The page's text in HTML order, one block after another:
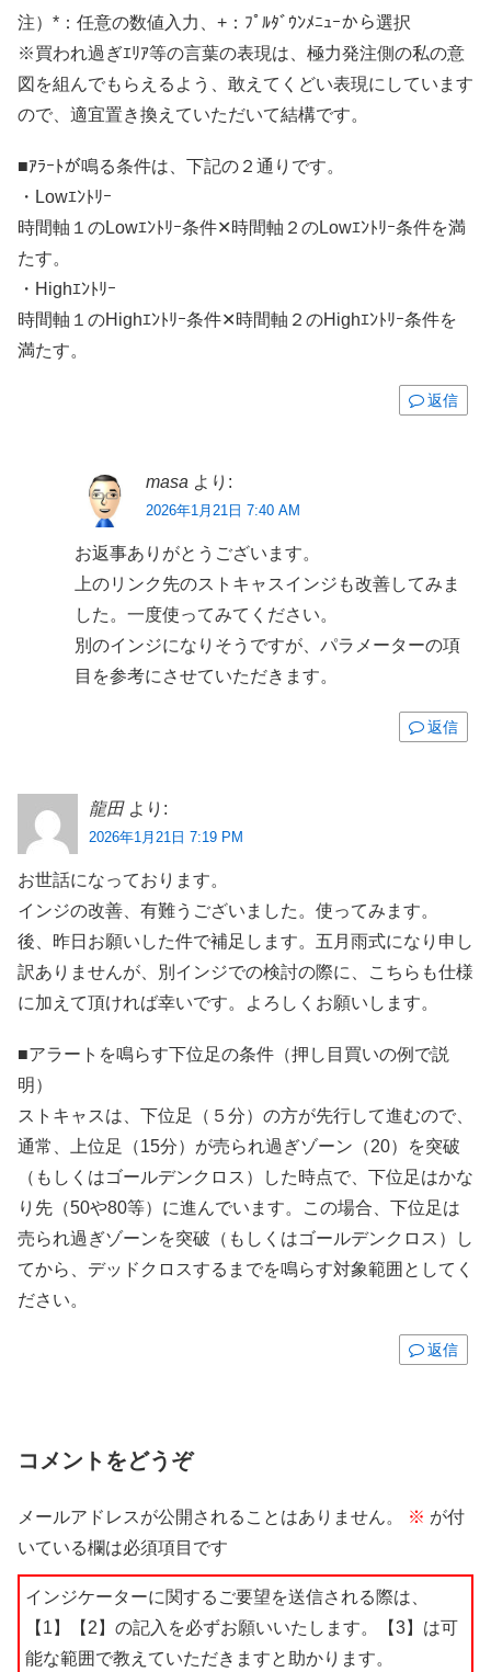
注）*：任意の数値入力、+：ﾌﾟﾙﾀﾞｳﾝﾒﾆｭｰから選択
※買われ過ぎｴﾘｱ等の言葉の表現は、極力発注側の私の意
図を組んでもらえるよう、敢えてくどい表現にしています
ので、適宜置き換えていただいて結構です。
■ｱﾗｰﾄが鳴る条件は、下記の２通りです。
・Lowｴﾝﾄﾘｰ
時間軸１のLowｴﾝﾄﾘｰ条件✕時間軸２のLowｴﾝﾄﾘｰ条件を満
たす。
・Highｴﾝﾄﾘｰ
時間軸１のHighｴﾝﾄﾘｰ条件✕時間軸２のHighｴﾝﾄﾘｰ条件を
満たす。
返信
masa より:
2026年1月21日 7:40 AM
お返事ありがとうございます。
上のリンク先のストキャスインジも改善してみま
した。一度使ってみてください。
別のインジになりそうですが、パラメーターの項
目を参考にさせていただきます。
返信
龍田 より:
2026年1月21日 7:19 PM
お世話になっております。
インジの改善、有難うございました。使ってみます。
後、昨日お願いした件で補足します。五月雨式になり申し
訳ありませんが、別インジでの検討の際に、こちらも仕様
に加えて頂ければ幸いです。よろしくお願いします。
■アラートを鳴らす下位足の条件（押し目買いの例で説
明）
ストキャスは、下位足（５分）の方が先行して進むので、
通常、上位足（15分）が売られ過ぎゾーン（20）を突破
（もしくはゴールデンクロス）した時点で、下位足はかな
り先（50や80等）に進んでいます。この場合、下位足は
売られ過ぎゾーンを突破（もしくはゴールデンクロス）し
てから、デッドクロスするまでを鳴らす対象範囲としてく
ださい。
返信
コメントをどうぞ
メールアドレスが公開されることはありません。 ※ が付
いている欄は必須項目です
インジケーターに関するご要望を送信される際は、
【1】【2】の記入を必ずお願いいたします。【3】は可
能な範囲で教えていただきますと助かります。